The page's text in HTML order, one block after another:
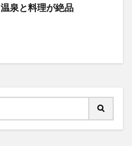
温泉と料理が絶品